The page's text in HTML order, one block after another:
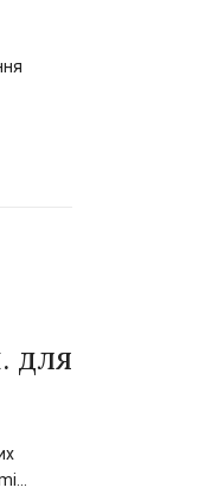
для